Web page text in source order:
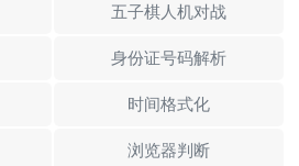
五子棋人机对战
身份证号码解析
时间格式化
浏览器判断